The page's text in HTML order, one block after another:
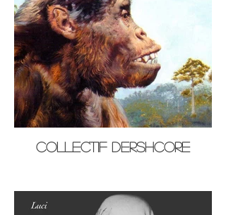
Collectif Dershcore